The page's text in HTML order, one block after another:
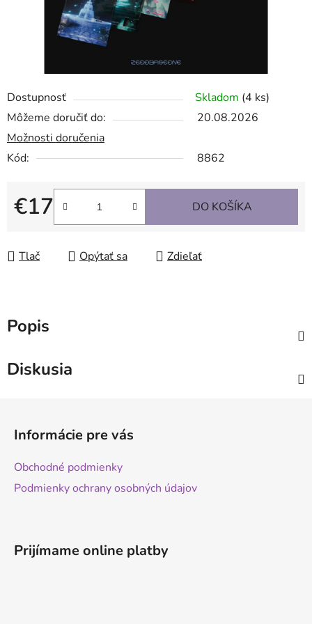
Dostupnosť Skladom (4 ks)
Môžeme doručiť do:
20.08.2026
Možnosti doručenia
Kód:
8862
€17
Jednotková cena:
DO KOŠÍKA
Tlač Opýtať sa Zdieľať
Popis
Diskusia
Informácie pre vás
Obchodné podmienky
Podmienky ochrany osobných údajov
Prijímame online platby